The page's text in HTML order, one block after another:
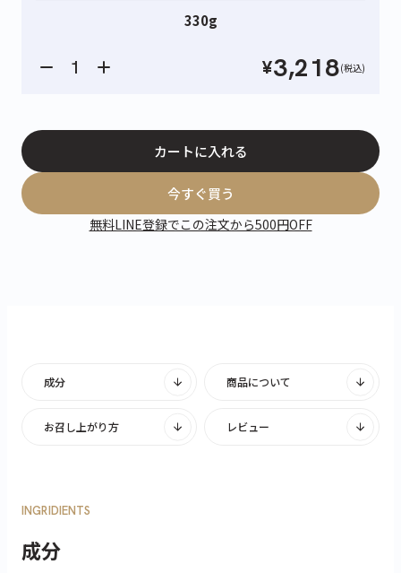
330g
¥3,218(税込)
カートに入れる
今すぐ買う
無料LINE登録でこの注文から500円OFF
成分 商品について
お召し上がり方 レビュー
INGRIDIENTS
成分